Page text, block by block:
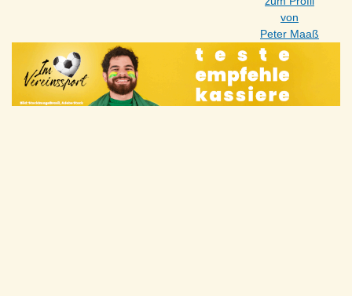
von
Peter Maaß